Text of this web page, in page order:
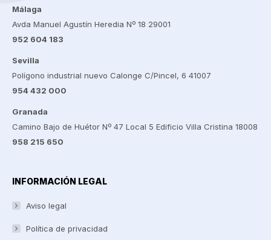
Málaga
Avda Manuel Agustín Heredia Nº 18 29001
952 604 183
Sevilla
Polígono industrial nuevo Calonge C/Pincel, 6 41007
954 432 000
Granada
Camino Bajo de Huétor Nº 47 Local 5 Edificio Villa Cristina 18008
958 215 650
INFORMACIÓN LEGAL
Aviso legal
Política de privacidad